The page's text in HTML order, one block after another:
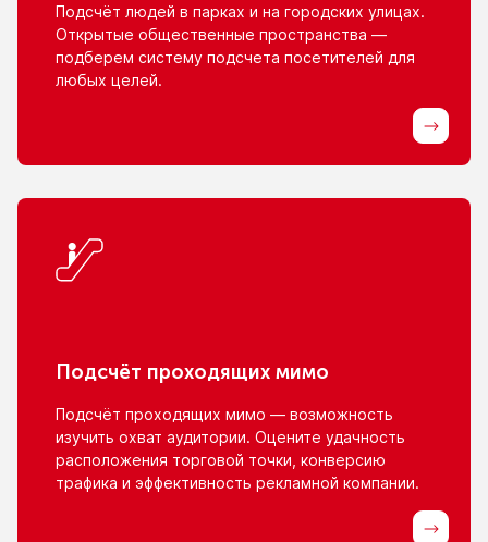
Подсчёт людей в парках и на городских улицах.
Открытые общественные пространства —
подберем систему подсчета посетителей для
любых целей.
Подсчёт проходящих мимо
Подсчёт проходящих мимо — возможность
изучить охват аудитории. Оцените удачность
расположения торговой точки, конверсию
трафика и эффективность рекламной компании.